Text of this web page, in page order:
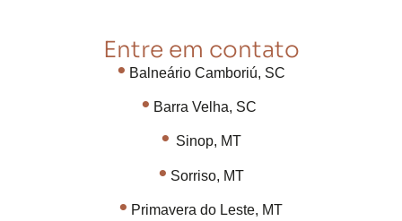
Entre em contato
• Balneário Camboriú, SC
• Barra Velha, SC
• Sinop, MT
• Sorriso, MT
• Primavera do Leste, MT